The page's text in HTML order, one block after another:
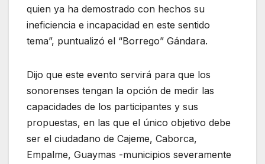
quien ya ha demostrado con hechos su
ineficiencia e incapacidad en este sentido
tema”, puntualizó el “Borrego” Gándara.
Dijo que este evento servirá para que los
sonorenses tengan la opción de medir las
capacidades de los participantes y sus
propuestas, en las que el único objetivo debe
ser el ciudadano de Cajeme, Caborca,
Empalme, Guaymas -municipios severamente